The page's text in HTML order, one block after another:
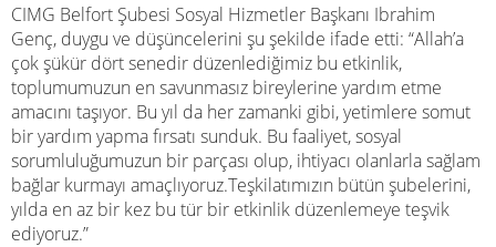
CIMG Belfort Şubesi Sosyal Hizmetler Başkanı Ibrahim
Genç, duygu ve düşüncelerini şu şekilde ifade etti: “Allah’a
çok şükür dört senedir düzenlediğimiz bu etkinlik,
toplumumuzun en savunmasız bireylerine yardım etme
amacını taşıyor. Bu yıl da her zamanki gibi, yetimlere somut
bir yardım yapma fırsatı sunduk. Bu faaliyet, sosyal
sorumluluğumuzun bir parçası olup, ihtiyacı olanlarla sağlam
bağlar kurmayı amaçlıyoruz.Teşkilatımızın bütün şubelerini,
yılda en az bir kez bu tür bir etkinlik düzenlemeye teşvik
ediyoruz.”